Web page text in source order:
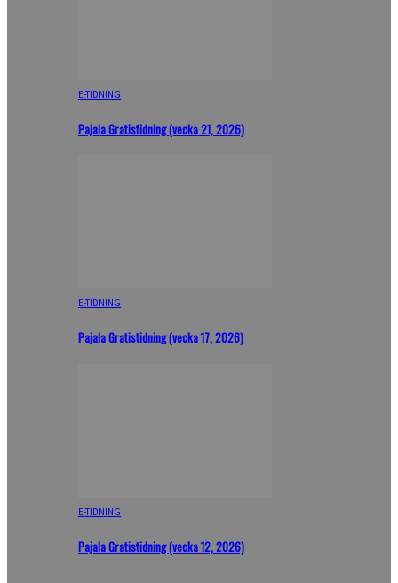
E-TIDNING
Pajala Gratistidning (vecka 21, 2026)
E-TIDNING
Pajala Gratistidning (vecka 17, 2026)
E-TIDNING
Pajala Gratistidning (vecka 12, 2026)